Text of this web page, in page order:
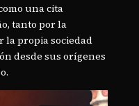
una cita
tanto por la
la propia sociedad
desde sus orígenes